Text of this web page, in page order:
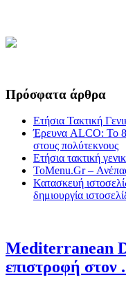
Πρόσφατα άρθρα
Ετήσια Τακτική
Έρευνα ALCO: Το
στους πολύτεκνους
Ετήσια τακτική
ToMenu.Gr –
Κατασκευή
δημιουργία
Mediterranean
επιστροφή στον